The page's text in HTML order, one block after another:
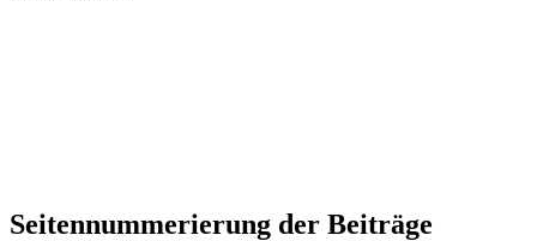
Seitennummerierung der Beiträge